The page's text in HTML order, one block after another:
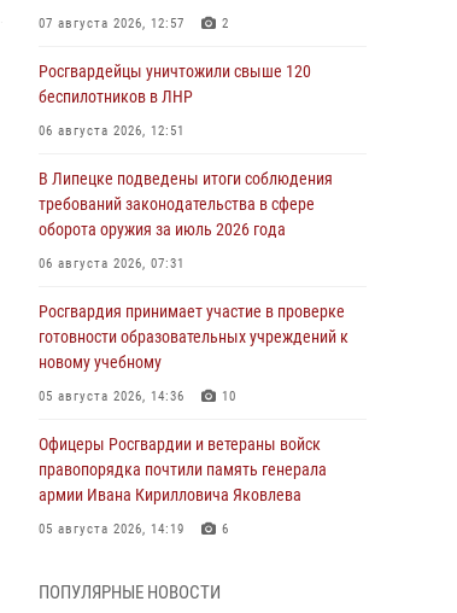
07 августа 2026, 12:57 2
Росгвардейцы уничтожили свыше 120
беспилотников в ЛНР
06 августа 2026, 12:51
В Липецке подведены итоги соблюдения
требований законодательства в сфере
оборота оружия за июль 2026 года
06 августа 2026, 07:31
Росгвардия принимает участие в проверке
готовности образовательных учреждений к
новому учебному
05 августа 2026, 14:36 10
Офицеры Росгвардии и ветераны войск
правопорядка почтили память генерала
армии Ивана Кирилловича Яковлева
05 августа 2026, 14:19 6
выездов по сигналу «Тревога»
ПОПУЛЯРНЫЕ НОВОСТИ